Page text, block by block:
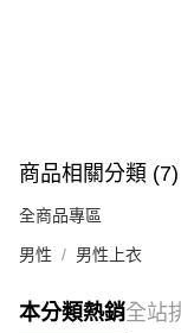
商品相關分類 (7)
全商品專區
男性 男性上衣
本分類熱銷全站